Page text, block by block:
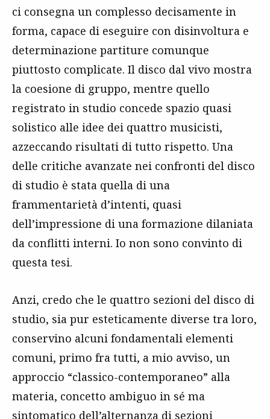
ci consegna un complesso decisamente in
forma, capace di eseguire con disinvoltura e
determinazione partiture comunque
piuttosto complicate. Il disco dal vivo mostra
la coesione di gruppo, mentre quello
registrato in studio concede spazio quasi
solistico alle idee dei quattro musicisti,
azzeccando risultati di tutto rispetto. Una
delle critiche avanzate nei confronti del disco
di studio è stata quella di una
frammentarietà d’intenti, quasi
dell’impressione di una formazione dilaniata
da conflitti interni. Io non sono convinto di
questa tesi.
Anzi, credo che le quattro sezioni del disco di
studio, sia pur esteticamente diverse tra loro,
conservino alcuni fondamentali elementi
comuni, primo fra tutti, a mio avviso, un
approccio “classico-contemporaneo” alla
materia, concetto ambiguo in sé ma
sintomatico dell’alternanza di sezioni